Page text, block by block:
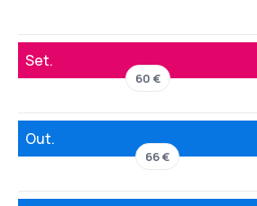
Set.
60 €
Out.
66 €